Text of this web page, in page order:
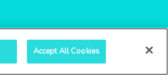
Accept All Cookies